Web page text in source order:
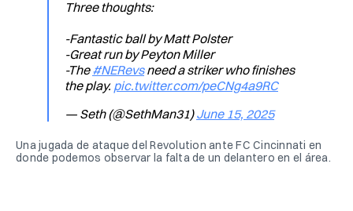
Three thoughts:
-Fantastic ball by Matt Polster
-Great run by Peyton Miller
-The#NERevsneed a striker who finishes
the play. pic.twitter.com/peCNg4a9RC
— Seth (@SethMan31)June 15, 2025
Una jugada de ataque del Revolution ante FC Cincinnati en
donde podemos observar la falta de un delantero en el área.